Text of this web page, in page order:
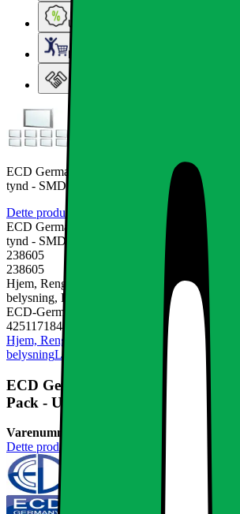
Ugens tilbud - og andre gode priser
Elgigantens Kundeklub
Elgiganten Erhverv
ECD Germany LED panel 12W 30x30 cm - 9
tynd - SMD 3014 -
Dette produkt er endnu ikke blevet bedømt.
ECD Germany LED panel 12W 30x30 cm - 9
tynd - SMD 3014 -
238605
238605
Hjem, Rengøring & Køkkenudstyr, El &
belysning, LED-pære & elpære
ECD-Germany
4251171841381
Hjem, Rengøring & Køkkenudstyr
El &
belysningLED-pære & elpære
ECD Germany LED panel 12W
Pack - Ultraslim tynd - SMD 3014 -
Varenummer:
Dette produkt er endnu ikke blevet bedømt.